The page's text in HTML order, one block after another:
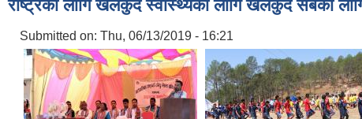
राष्ट्रका लागि खेलकुद स्वास्थ्यका लागि खेलकुद सबैका
Submitted on: Thu, 06/13/2019 - 16:21